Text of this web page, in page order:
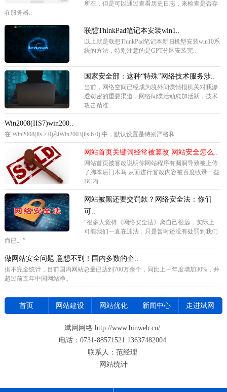
所在，但是可以通过查看历史日志，来检查是否存
在服务器..
联想ThinkPad笔记本安装win1..
以上就是联想ThinkPad笔记本新旧机型安装win10系
统的方法，特别注意的是GPT分区安装完..
国家安全部：这种“特殊”网络技术服务涉..
当前，网络空间已经成为境外间谍情报机关对我渗
透窃密的重要渠道，网络间谍活动愈加活跃，技术
攻击精准..
Win2008(IIS7)win200..
在 Win2008(iis 7.0)和Win2003(iis 6.0) 中，默认设置是特别严格和..
网站首页关键词经常被篡改 网站安全怎么..
网站首页被篡改说明你网站程序有漏洞导致被上传
了脚本后门木马 从而进行篡改内容被百度收录一些
BC内..
网站被黑还要交罚款？网络安全法：你们
可..
“很多人觉得《网络安全法》离自己很远，实际上
可能我们一直在违法，只是暂时还没有处罚到我们
而已。”
做网站安全问题 意想不到！国内多数的企..
据不完全统计，目前国内网站总量已达到700万余个，同比上一年度增加30%，并
超过前五年中国网站净..
首页 网站建设 网站优化 新闻中心 走进斌网
斌网网络 http://www.binweb.cn/
电话：0731-88571521 13637482004
联系人：范经理
网站统计